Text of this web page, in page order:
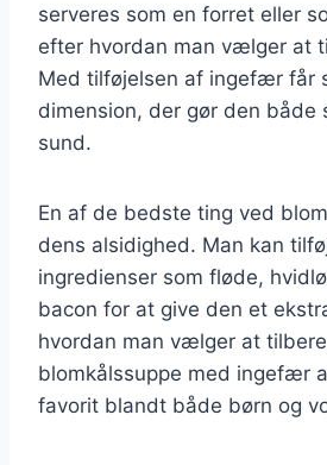
serveres som en forret eller
efter hvordan man vælger at
Med tilføjelsen af ingefær får
dimension, der gør den
sund.
En af de bedste ting ved
dens alsidighed. Man kan
ingredienser som fløde,
bacon for at give den et
hvordan man vælger at
blomkålssuppe med ingefær
favorit blandt både børn og